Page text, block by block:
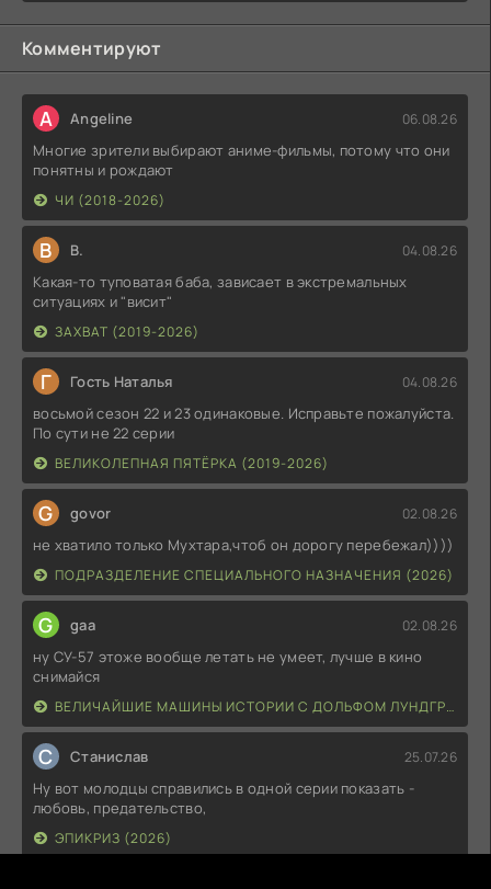
Комментируют
A Angeline 06.08.26
Многие зрители выбирают аниме-фильмы, потому что они
понятны и рождают
ЧИ (2018-2026)
В В. 04.08.26
Какая-то туповатая баба, зависает в экстремальных
ситуациях и "висит"
ЗАХВАТ (2019-2026)
Г Гость Наталья 04.08.26
восьмой сезон 22 и 23 одинаковые. Исправьте пожалуйста.
По сути не 22 серии
ВЕЛИКОЛЕПНАЯ ПЯТЁРКА (2019-2026)
G govor 02.08.26
не хватило только Мухтара,чтоб он дорогу перебежал))))
ПОДРАЗДЕЛЕНИЕ СПЕЦИАЛЬНОГО НАЗНАЧЕНИЯ (2026)
G gaa 02.08.26
ну СУ-57 этоже вообще летать не умеет, лучше в кино
снимайся
ВЕЛИЧАЙШИЕ МАШИНЫ ИСТОРИИ С ДОЛЬФОМ ЛУНДГРЕНОМ (2026)
С Станислав 25.07.26
Ну вот молодцы справились в одной серии показать -
любовь, предательство,
ЭПИКРИЗ (2026)